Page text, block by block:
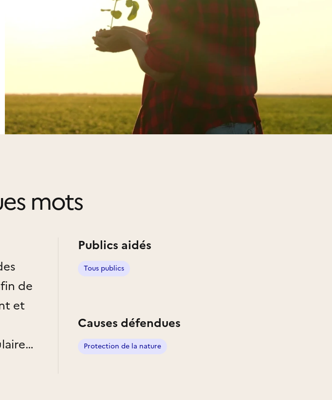
mots
de
et
Publics aidés
Tous publics
Causes défendues
Protection de la nature